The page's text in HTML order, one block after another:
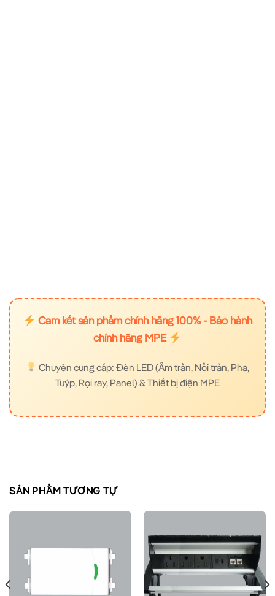
Cam kết sản phẩm chính hãng 100% - Bảo hành
chính hãng MPE
Chuyên cung cấp: Đèn LED (Âm trần, Nổi trần, Pha,
Tuýp, Rọi ray, Panel) & Thiết bị điện MPE
SẢN PHẨM TƯƠNG TỰ